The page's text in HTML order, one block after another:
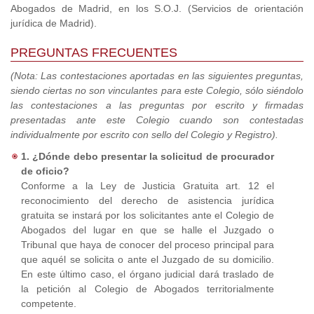
Abogados de Madrid, en los S.O.J. (Servicios de orientación
jurídica de Madrid).
PREGUNTAS FRECUENTES
(Nota: Las contestaciones aportadas en las siguientes preguntas,
siendo ciertas no son vinculantes para este Colegio, sólo siéndolo
las contestaciones a las preguntas por escrito y firmadas
presentadas ante este Colegio cuando son contestadas
individualmente por escrito con sello del Colegio y Registro).
1. ¿Dónde debo presentar la solicitud de procurador
de oficio?
Conforme a la Ley de Justicia Gratuita art. 12 el
reconocimiento del derecho de asistencia jurídica
gratuita se instará por los solicitantes ante el Colegio de
Abogados del lugar en que se halle el Juzgado o
Tribunal que haya de conocer del proceso principal para
que aquél se solicita o ante el Juzgado de su domicilio.
En este último caso, el órgano judicial dará traslado de
la petición al Colegio de Abogados territorialmente
competente.